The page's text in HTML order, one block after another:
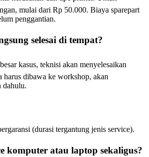
mulai dari Rp 50.000. Biaya sparepart
penggantian.
selesai di tempat?
kasus, teknisi akan menyelesaikan
harus dibawa ke workshop, akan
dahulu.
(durasi tergantung jenis service).
komputer atau laptop sekaligus?